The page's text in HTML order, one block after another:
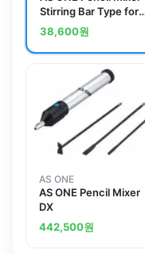
Stirring Bar Type for
Replacement
38,600원
AS ONE
AS ONE Pencil Mixer
DX
442,500원